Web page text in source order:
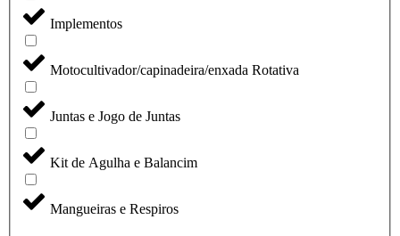
Implementos
Motocultivador/capinadeira/enxada Rotativa
Juntas e Jogo de Juntas
Kit de Agulha e Balancim
Mangueiras e Respiros